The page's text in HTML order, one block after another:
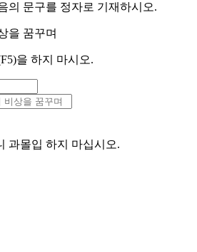
의 문구를 정자로 기재하시오.
을 꿈꾸며
을 하지 마시오.
과몰입 하지 마십시오.